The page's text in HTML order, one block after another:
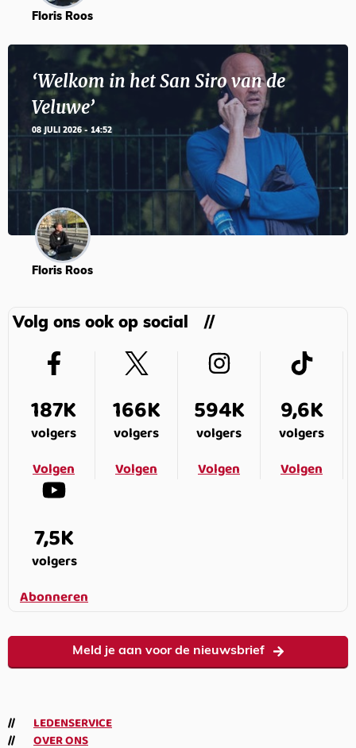
Floris Roos
‘Welkom in het San Siro van de
Veluwe’
08 JULI 2026 - 14:52
Floris Roos
Volg ons ook op social
187K
volgers
Volgen
166K
volgers
Volgen
594K
volgers
Volgen
9,6K
volgers
Volgen
7,5K
volgers
Abonneren
Meld je aan voor de nieuwsbrief
LEDENSERVICE
OVER ONS